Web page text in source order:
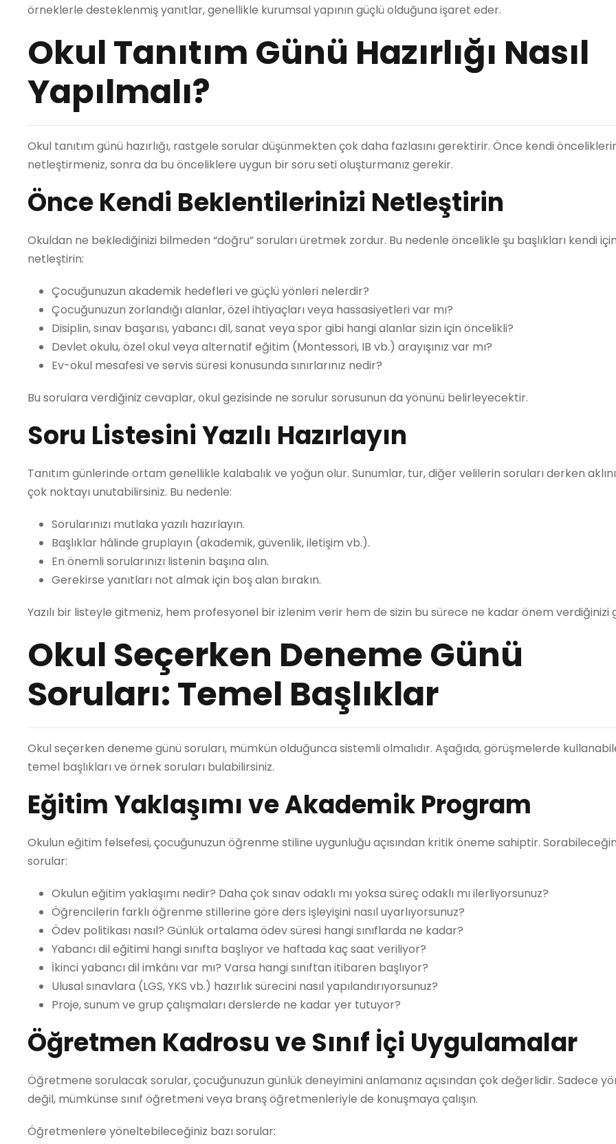
örneklerle desteklenmiş yanıtlar, genellikle kurumsal yapının güçlü olduğuna işaret eder.
Okul Tanıtım Günü Hazırlığı Nasıl
Yapılmalı?
Okul tanıtım günü hazırlığı, rastgele sorular düşünmekten çok daha fazlasını gerektirir. Önce kendi
netleştirmeniz, sonra da bu önceliklere uygun bir soru seti oluşturmanız gerekir.
Önce Kendi Beklentilerinizi Netleştirin
Okuldan ne beklediğinizi bilmeden “doğru” soruları üretmek zordur. Bu nedenle öncelikle şu başlıkları kendi
netleştirin:
Çocuğunuzun akademik hedefleri ve güçlü yönleri nelerdir?
Çocuğunuzun zorlandığı alanlar, özel ihtiyaçları veya hassasiyetleri var mı?
Disiplin, sınav başarısı, yabancı dil, sanat veya spor gibi hangi alanlar sizin için öncelikli?
Devlet okulu, özel okul veya alternatif eğitim (Montessori, IB vb.) arayışınız var mı?
Ev-okul mesafesi ve servis süresi konusunda sınırlarınız nedir?
Bu sorulara verdiğiniz cevaplar, okul gezisinde ne sorulur sorusunun da yönünü belirleyecektir.
Soru Listesini Yazılı Hazırlayın
Tanıtım günlerinde ortam genellikle kalabalık ve yoğun olur. Sunumlar, tur, diğer velilerin soruları derken
çok noktayı unutabilirsiniz. Bu nedenle:
Sorularınızı mutlaka yazılı hazırlayın.
Başlıklar hâlinde gruplayın (akademik, güvenlik, iletişim vb.).
En önemli sorularınızı listenin başına alın.
Gerekirse yanıtları not almak için boş alan bırakın.
Yazılı bir listeyle gitmeniz, hem profesyonel bir izlenim verir hem de sizin bu sürece ne kadar önem verdiğinizi
Okul Seçerken Deneme Günü
Soruları: Temel Başlıklar
Okul seçerken deneme günü soruları, mümkün olduğunca sistemli olmalıdır. Aşağıda, görüşmelerde
temel başlıkları ve örnek soruları bulabilirsiniz.
Eğitim Yaklaşımı ve Akademik Program
Okulun eğitim felsefesi, çocuğunuzun öğrenme stiline uygunluğu açısından kritik öneme sahiptir.
sorular:
Okulun eğitim yaklaşımı nedir? Daha çok sınav odaklı mı yoksa süreç odaklı mı ilerliyorsunuz?
Öğrencilerin farklı öğrenme stillerine göre ders işleyişini nasıl uyarlıyorsunuz?
Ödev politikası nasıl? Günlük ortalama ödev süresi hangi sınıflarda ne kadar?
Yabancı dil eğitimi hangi sınıfta başlıyor ve haftada kaç saat veriliyor?
İkinci yabancı dil imkânı var mı? Varsa hangi sınıftan itibaren başlıyor?
Ulusal sınavlara (LGS, YKS vb.) hazırlık sürecini nasıl yapılandırıyorsunuz?
Proje, sunum ve grup çalışmaları derslerde ne kadar yer tutuyor?
Öğretmen Kadrosu ve Sınıf İçi Uygulamalar
Öğretmene sorulacak sorular, çocuğunuzun günlük deneyimini anlamanız açısından çok değerlidir. Sadece
değil, mümkünse sınıf öğretmeni veya branş öğretmenleriyle de konuşmaya çalışın.
Öğretmenlere yöneltebileceğiniz bazı sorular: